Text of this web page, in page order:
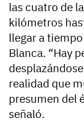
las cuatro de
kilómetros
llegar a
Blanca. “Hay
realidad que
presumen del
señaló.